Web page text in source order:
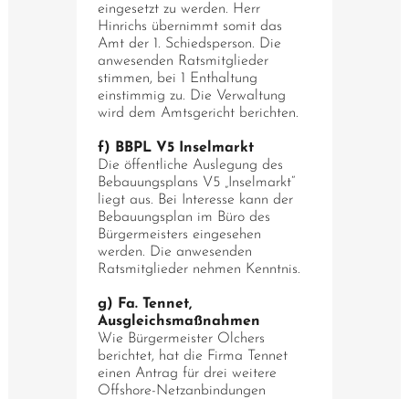
eingesetzt zu werden. Herr
Hinrichs übernimmt somit das
Amt der 1. Schiedsperson. Die
anwesenden Ratsmitglieder
stimmen, bei 1 Enthaltung
einstimmig zu. Die Verwaltung
wird dem Amtsgericht berichten.
f) BBPL V5 Inselmarkt
Die öffentliche Auslegung des
Bebauungsplans V5 „Inselmarkt“
liegt aus. Bei Interesse kann der
Bebauungsplan im Büro des
Bürgermeisters eingesehen
werden. Die anwesenden
Ratsmitglieder nehmen Kenntnis.
g) Fa. Tennet,
Ausgleichsmaßnahmen
Wie Bürgermeister Olchers
berichtet, hat die Firma Tennet
einen Antrag für drei weitere
Offshore-Netzanbindungen